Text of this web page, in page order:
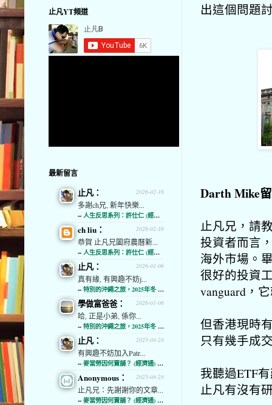
出這個問題
Darth Mike
止凡兄，請
投資者而言
海外市場。
很好的投資
vanguard，
但香港現時
只有幾手成
我聽過ETF
止凡有沒有
止凡YT頻道
最新留言
2026-02-16
止凡：
多謝ch兄, 新年快樂...
-- 人生反思系列：許仕仁 (經濟通)
2026-02-16
ch liu：
恭賀 止凡兄闔府農曆新...
-- 人生反思系列：許仕仁 (經濟通)
2026-01-06
止凡：
真有緣, 有興趣不妨j...
-- 特別的沖繩之旅，2025年冬 (經濟通)
2026-01-06
學做富爸爸：
哈, 正是小弟, 係你...
-- 特別的沖繩之旅，2025年冬 (經濟通)
2025-08-28
止凡：
有興趣不妨加入Patr...
-- 麥當勞因何賣舖？ (經濟通) (略)
2025-08-28
Anonymous：
止凡兄：先謝謝你的文章...
-- 麥當勞因何賣舖？ (經濟通) (略)